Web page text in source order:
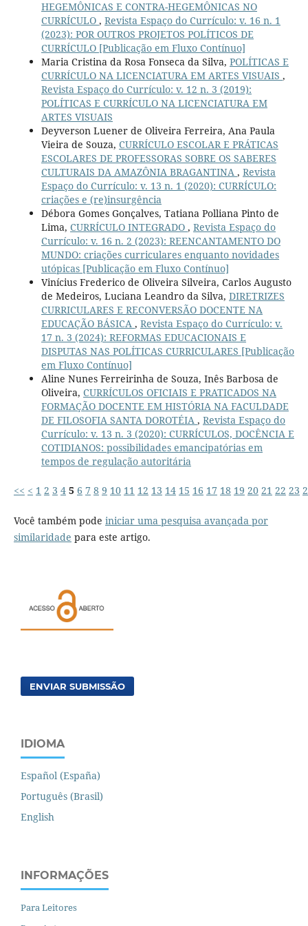
HEGEMÔNICAS E CONTRA-HEGEMÔNICAS NO
CURRÍCULO , Revista Espaço do Currículo: v. 16 n. 1
(2023): POR OUTROS PROJETOS POLÍTICOS DE
CURRÍCULO [Publicação em Fluxo Contínuo]
Maria Cristina da Rosa Fonseca da Silva, POLÍTICAS E
CURRÍCULO NA LICENCIATURA EM ARTES VISUAIS ,
Revista Espaço do Currículo: v. 12 n. 3 (2019):
POLÍTICAS E CURRÍCULO NA LICENCIATURA EM
ARTES VISUAIS
Deyverson Luener de Oliveira Ferreira, Ana Paula
Vieira de Souza, CURRÍCULO ESCOLAR E PRÁTICAS
ESCOLARES DE PROFESSORAS SOBRE OS SABERES
CULTURAIS DA AMAZÔNIA BRAGANTINA , Revista
Espaço do Currículo: v. 13 n. 1 (2020): CURRÍCULO:
criações e (re)insurgência
Débora Gomes Gonçalves, Tatiana Polliana Pinto de
Lima, CURRÍCULO INTEGRADO , Revista Espaço do
Currículo: v. 16 n. 2 (2023): REENCANTAMENTO DO
MUNDO: criações curriculares enquanto novidades
utópicas [Publicação em Fluxo Contínuo]
Vinícius Frederico de Oliveira Silveira, Carlos Augusto
de Medeiros, Luciana Leandro da Silva, DIRETRIZES
CURRICULARES E RECONVERSÃO DOCENTE NA
EDUCAÇÃO BÁSICA , Revista Espaço do Currículo: v.
17 n. 3 (2024): REFORMAS EDUCACIONAIS E
DISPUTAS NAS POLÍTICAS CURRICULARES [Publicação
em Fluxo Contínuo]
Aline Nunes Ferreirinha de Souza, Inês Barbosa de
Oliveira, CURRÍCULOS OFICIAIS E PRATICADOS NA
FORMAÇÃO DOCENTE EM HISTÓRIA NA FACULDADE
DE FILOSOFIA SANTA DOROTÉIA , Revista Espaço do
Currículo: v. 13 n. 3 (2020): CURRÍCULOS, DOCÊNCIA E
COTIDIANOS: possibilidades emancipatórias em
tempos de regulação autoritária
<< < 1 2 3 4 5 6 7 8 9 10 11 12 13 14 15 16 17 18 19 20 21 22 23
Você também pode iniciar uma pesquisa avançada por
similaridade para este artigo.
ENVIAR SUBMISSÃO
IDIOMA
Español (España)
Português (Brasil)
English
INFORMAÇÕES
Para Leitores